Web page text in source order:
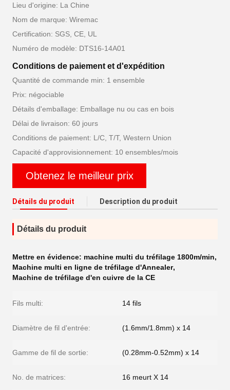
Lieu d'origine: La Chine
Nom de marque: Wiremac
Certification: SGS, CE, UL
Numéro de modèle: DTS16-14A01
Conditions de paiement et d'expédition
Quantité de commande min: 1 ensemble
Prix: négociable
Détails d'emballage: Emballage nu ou cas en bois
Délai de livraison: 60 jours
Conditions de paiement: L/C, T/T, Western Union
Capacité d'approvisionnement: 10 ensembles/mois
Obtenez le meilleur prix
Détails du produit Description du produit
Détails du produit
Mettre en évidence: machine multi du tréfilage 1800m/min,
Machine multi en ligne de tréfilage d'Annealer,
Machine de tréfilage d'en cuivre de la CE
Fils multi: 14 fils
Diamètre de fil d'entrée: (1.6mm/1.8mm) x 14
Gamme de fil de sortie: (0.28mm-0.52mm) x 14
No. de matrices: 16 meurt X 14